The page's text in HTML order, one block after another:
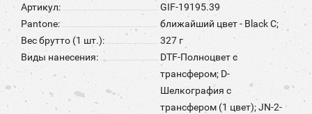
Артикул:
GIF-19195.39
Pantone:
ближайший цвет - Black C;
Вес брутто (1 шт.):
327 г
Виды нанесения:
DTF-Полноцвет с
трансфером; D-
Шелкография с
трансфером (1 цвет); JN-2-